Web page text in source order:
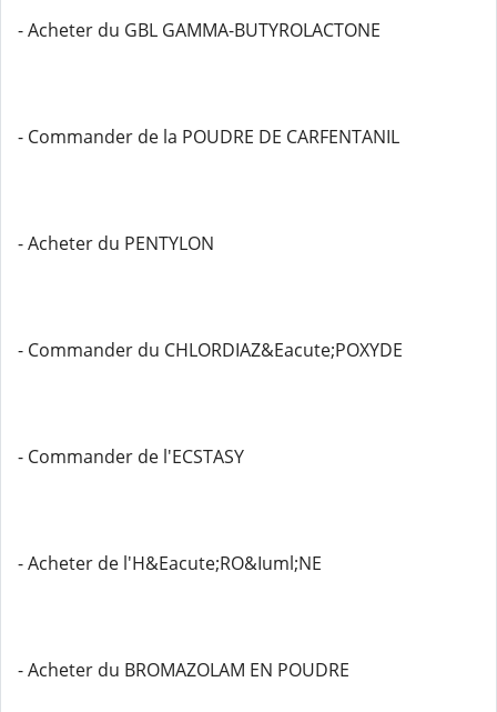
- Acheter du GBL GAMMA-BUTYROLACTONE
- Commander de la POUDRE DE CARFENTANIL
- Acheter du PENTYLON
- Commander du CHLORDIAZ&Eacute;POXYDE
- Commander de l'ECSTASY
- Acheter de l'H&Eacute;RO&Iuml;NE
- Acheter du BROMAZOLAM EN POUDRE